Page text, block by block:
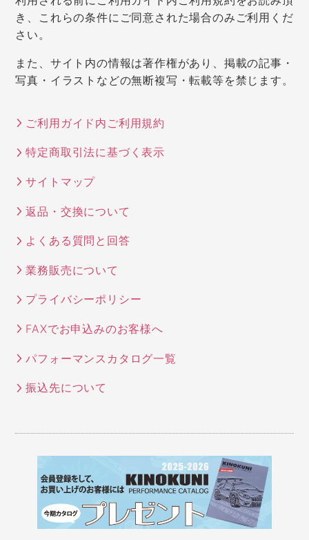
き、これらの条件にご同意された場合のみご利用くだ
さい。
また、サイト内の情報は著作権があり、掲載の記事・
写真・イラストなどの無断複写・転載等を禁じます。
ご利用ガイド内ご利用規約
特定商取引法に基づく表示
サイトマップ
返品・交換について
よくある質問と回答
業務販売について
プライバシーポリシー
FAXでお申込みのお客様へ
パフォーマンスカタログ一覧
振込先について